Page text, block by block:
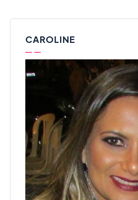
CAROLINE